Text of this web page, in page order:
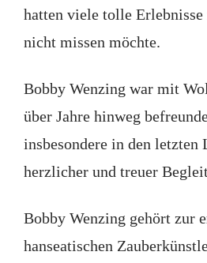
hatten viele tolle
nicht missen möchte.
Bobby Wenzing war mit
über Jahre hinweg
insbesondere in den letzten
herzlicher und treuer
Bobby Wenzing gehört zur
hanseatischen